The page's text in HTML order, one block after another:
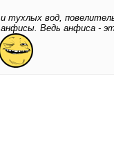
тухлых вод,
Ведь анфиса -